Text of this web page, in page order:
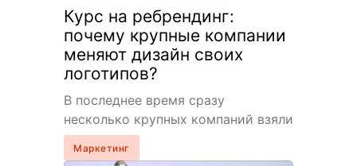
Курс на ребрендинг:
почему крупные компании
меняют дизайн своих
логотипов?
В последнее время сразу
несколько крупных компаний взяли
курс на ребрендинг. О причинах и
последствиях изменений
Маркетинг